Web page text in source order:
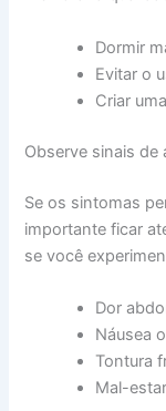
Dormir
Evitar o
Criar
Observe sinais de
Se os sintomas
importante ficar
se você
Dor
Náusea
Tontura
Mal-